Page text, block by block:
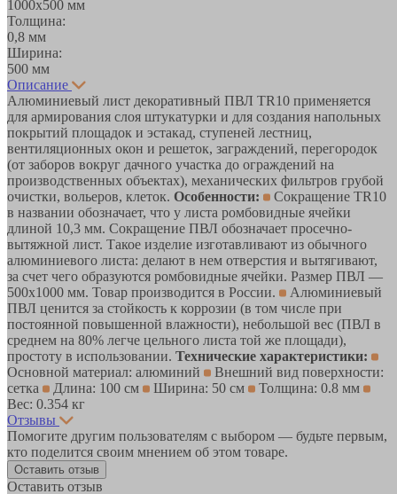
1000х500 мм
Толщина:
0,8 мм
Ширина:
500 мм
Описание
Алюминиевый лист декоративный ПВЛ TR10 применяется
для армирования слоя штукатурки и для создания напольных
покрытий площадок и эстакад, ступеней лестниц,
вентиляционных окон и решеток, заграждений, перегородок
(от заборов вокруг дачного участка до ограждений на
производственных объектах), механических фильтров грубой
очистки, вольеров, клеток. Особенности:
Сокращение TR10
в названии обозначает, что у листа ромбовидные ячейки
длиной 10,3 мм. Сокращение ПВЛ обозначает просечно-
вытяжной лист. Такое изделие изготавливают из обычного
алюминиевого листа: делают в нем отверстия и вытягивают,
за счет чего образуются ромбовидные ячейки. Размер ПВЛ —
500x1000 мм. Товар производится в России.
Алюминиевый
ПВЛ ценится за стойкость к коррозии (в том числе при
постоянной повышенной влажности), небольшой вес (ПВЛ в
среднем на 80% легче цельного листа той же площади),
простоту в использовании. Технические характеристики:
Основной материал: алюминий
Внешний вид поверхности:
сетка
Длина: 100 см Ширина: 50 см
Толщина: 0.8 мм
Вес: 0.354 кг
Отзывы
Помогите другим пользователям с выбором — будьте первым,
кто поделится своим мнением об этом товаре.
Оставить отзыв
Оставить отзыв